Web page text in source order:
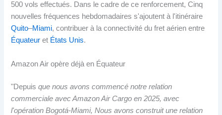
500 vols effectués. Dans le cadre de ce renforcement, Cinq
nouvelles fréquences hebdomadaires s'ajoutent à l'itinéraire
Quito–Miami, contribuer à la connectivité du fret aérien entre
Équateur et États Unis.
Amazon Air opère déjà en Équateur
"Depuisque nous avons commencé notre relation
commerciale avec Amazon Air Cargo en 2025, avec
l'opération Bogotá-Miami, Nous avons construit une relation